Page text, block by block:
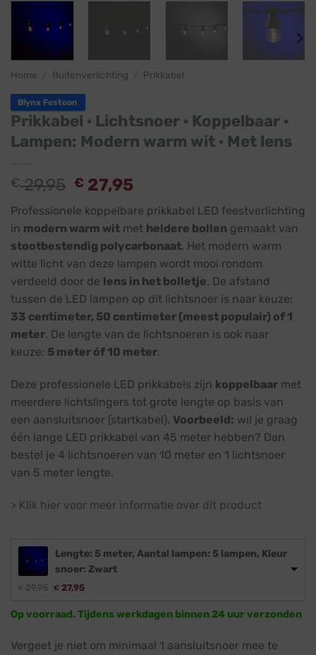
Home Buitenverlichting Prikkabel
Blynx Festoon
Prikkabel · Lichtsnoer · Koppelbaar ·
Lampen: Modern warm wit · Met lens
€29,95 € 27,95
Professionele koppelbare prikkabel LED feestverlichting
in modern warm wit met heldere bollen gemaakt van
stootbestendig polycarbonaat. Het modern warm
witte licht van deze lampen wordt mooi rondom
verdeeld door de lens in het bolletje. De afstand
tussen de LED lampen op dit lichtsnoer is naar keuze:
33 centimeter, 50 centimeter (meest populair) of 1
meter. De lengte van de lichtsnoeren is ook naar
keuze: 5 meter óf 10 meter.
Deze professionele LED prikkabels zijn koppelbaar met
meerdere lichtslingers tot grote lengte op basis van
een aansluitsnoer (startkabel). Voorbeeld: wil je graag
één lange LED prikkabel van 45 meter hebben? Dan
bestel je 4 lichtsnoeren van 10 meter en 1 lichtsnoer
van 5 meter lengte.
> Klik hier voor meer informatie over dit product
Lengte: 5 meter, Aantal lampen: 5 lampen, Kleur
snoer: Zwart
€ 29,95 € 27,95
Op voorraad. Tijdens werkdagen binnen 24 uur verzonden
Vergeet je niet om minimaal 1 aansluitsnoer mee te